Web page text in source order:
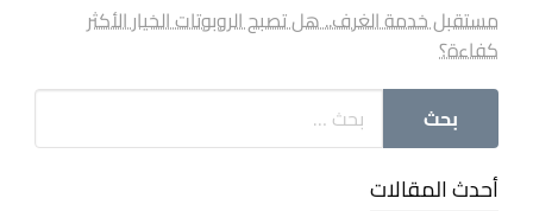
مستقبل خدمة الغرف.. هل تصبح الروبوتات الخيار الأكثر
كفاءة؟
أحدث المقالات